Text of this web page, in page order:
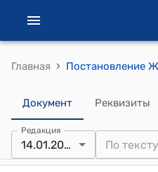
Главная ›
Документ Реквизиты
Редакция
14.01.2011